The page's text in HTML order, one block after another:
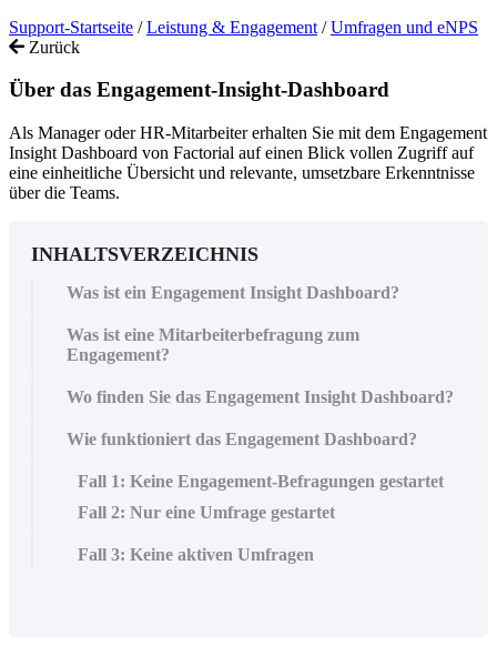
Support-Startseite / Leistung & Engagement / Umfragen und eNPS
Zurück
Über das Engagement-Insight-Dashboard
Als Manager oder HR-Mitarbeiter erhalten Sie mit dem Engagement
Insight Dashboard von Factorial auf einen Blick vollen Zugriff auf
eine einheitliche Übersicht und relevante, umsetzbare Erkenntnisse
über die Teams.
INHALTSVERZEICHNIS
Was ist ein Engagement Insight Dashboard?
Was ist eine Mitarbeiterbefragung zum
Engagement?
Wo finden Sie das Engagement Insight Dashboard?
Wie funktioniert das Engagement Dashboard?
Fall 1: Keine Engagement-Befragungen gestartet
Fall 2: Nur eine Umfrage gestartet
Fall 3: Keine aktiven Umfragen